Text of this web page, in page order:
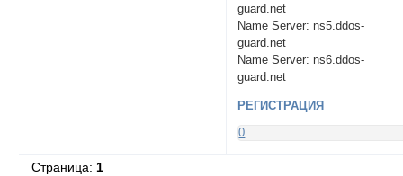
guard.net
Name Server: ns5.ddos-
guard.net
Name Server: ns6.ddos-
guard.net
РЕГИСТРАЦИЯ
0
Страница:1